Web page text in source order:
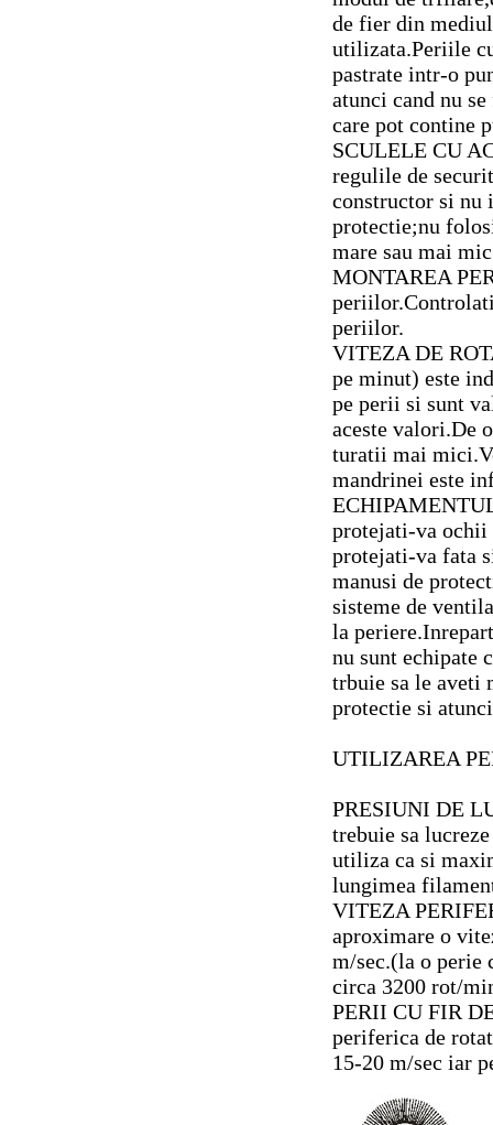
de fier din
utilizata.Periile
pastrate intr-o
atunci cand nu
care pot contine
SCULELE CU
regulile de
constructor si nu
protectie;nu
mare sau mai
MONTAREA
periilor.
VITEZA DE
pe minut) este
pe perii si sunt
aceste valori.De
turatii mai
mandrinei este
protejati-va ochii
protejati-va fata
manusi de
sisteme de
la
nu sunt echipate
trbuie sa le aveti
protectie si
UTILIZAREA
PRESIUNI DE
trebuie sa
utiliza ca si
lungimea
VITEZA
aproximare o
m/sec.(la o perie
circa 3200 rot/
PERII CU FIR
periferica de
15-20 m/sec iar